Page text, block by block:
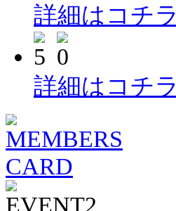
詳細はコチラ
詳細はコチラ